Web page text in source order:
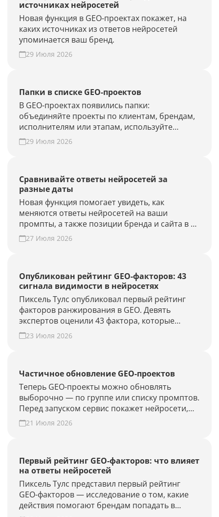
источниках нейросетей
Новая функция в GEO-проектах покажет, на
каких источниках из ответов нейросетей
упоминается ваш бренд.
29 Июля 2026
Папки в списке GEO-проектов
В GEO-проектах появились папки:
объединяйте проекты по клиентам, брендам,
исполнителям или этапам, используйте
фильтры и быстрее находите нужные.
Наведите порядок в списке проектов.
29 Июля 2026
Сравнивайте ответы нейросетей за
разные даты
Новая функция помогает увидеть, как
меняются ответы нейросетей на ваши
промпты, а также позиции бренда и сайта в AI-
выдаче.
27 Июля 2026
Опубликован рейтинг GEO-факторов: 43
сигнала видимости в нейросетях
Пиксель Тулс опубликовал первый рейтинг
факторов ранжирования в GEO. Девять
экспертов оценили 43 фактора, которые
влияют на видимость бренда в AI-ответах.
23 Июля 2026
Частичное обновление GEO-проектов
Теперь GEO-проекты можно обновлять
выборочно — по группе или списку промптов.
Перед запуском сервис покажет нейросети,
объём проверки и расход лимитов. Проверьте
новые запросы или результат GEO-работ без
21 Июля 2026
Первый рейтинг GEO-факторов: что влияет
на ответы нейросетей
Пиксель Тулс представил первый рейтинг
GEO-факторов — исследование о том, какие
действия помогают брендам попадать в